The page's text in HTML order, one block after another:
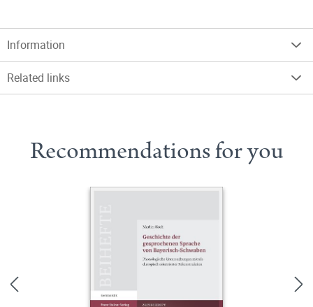
Information
Related links
Recommendations for you